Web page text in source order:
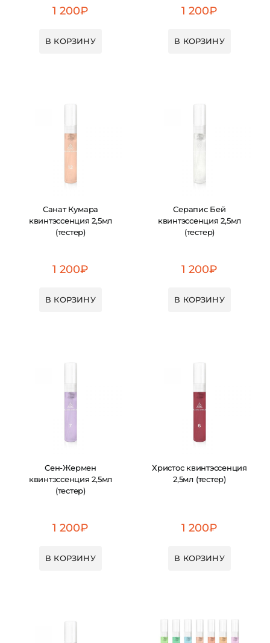
1 200₽
В КОРЗИНУ
1 200₽
В КОРЗИНУ
Санат Кумара
квинтэссенция 2,5мл
(тестер)
1 200₽
В КОРЗИНУ
Серапис Бей
квинтэссенция 2,5мл
(тестер)
1 200₽
В КОРЗИНУ
Сен-Жермен
квинтэссенция 2,5мл
(тестер)
1 200₽
В КОРЗИНУ
Христос квинтэссенция
2,5мл (тестер)
1 200₽
В КОРЗИНУ